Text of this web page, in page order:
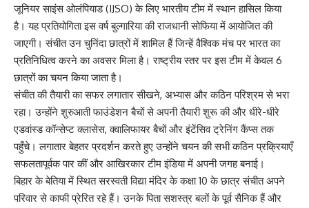
जूनियर साइंस ओलंपियाड (IJSO) के लिए भारतीय टीम में स्थान हासिल किया
है। यह प्रतियोगिता इस वर्ष बुल्गारिया की राजधानी सोफिया में आयोजित की
जाएगी। संचीत उन चुनिंदा छात्रों में शामिल हैं जिन्हें वैश्विक मंच पर भारत का
प्रतिनिधित्व करने का अवसर मिला है। राष्ट्रीय स्तर पर इस टीम में केवल 6
छात्रों का चयन किया जाता है।
संचीत की तैयारी का सफर लगातार सीखने, अभ्यास और कठिन परिश्रम से भरा
रहा। उन्होंने शुरुआती फाउंडेशन बैचों से अपनी तैयारी शुरू की और धीरे-धीरे
एडवांस्ड कॉन्सेप्ट क्लासेस, क्वालिफायर बैचों और इंटेंसिव ट्रेनिंग कैंप्स तक
पहुँचे। लगातार बेहतर प्रदर्शन करते हुए उन्होंने चयन की सभी कठिन प्रक्रियाएँ
सफलतापूर्वक पार कीं और आखिरकार टीम इंडिया में अपनी जगह बनाई।
बिहार के बेतिया में स्थित सरस्वती विद्या मंदिर के कक्षा 10 के छात्र संचीत अपने
परिवार से काफी प्रेरित रहे हैं। उनके पिता सशस्त्र बलों के पूर्व सैनिक हैं और